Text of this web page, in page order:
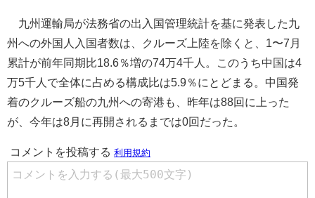
九州運輸局が法務省の出入国管理統計を基に発表した九
州への外国人入国者数は、クルーズ上陸を除くと、1〜7月
累計が前年同期比18.6％増の74万4千人。このうち中国は4
万5千人で全体に占める構成比は5.9％にとどまる。中国発
着のクルーズ船の九州への寄港も、昨年は88回に上った
が、今年は8月に再開されるまでは0回だった。